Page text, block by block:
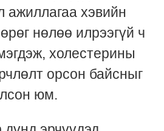
ажиллагаа хэвийн
нөлөө илрээгүй ч
холестерины
орсон байсныг
юм.